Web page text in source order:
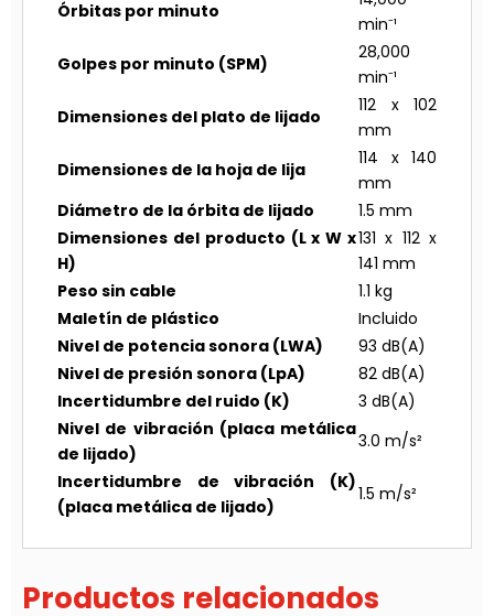
Órbitas por minuto
min⁻¹
Golpes por minuto (SPM)
28,000
min⁻¹
Dimensiones del plato de lijado
112 x 102
mm
Dimensiones de la hoja de lija
114 x 140
mm
Diámetro de la órbita de lijado
1.5 mm
Dimensiones del producto (L x W x
H)
131 x 112 x
141 mm
Peso sin cable
1.1 kg
Maletín de plástico
Incluido
Nivel de potencia sonora (LWA)
93 dB(A)
Nivel de presión sonora (LpA)
82 dB(A)
Incertidumbre del ruido (K)
3 dB(A)
Nivel de vibración (placa metálica
de lijado)
3.0 m/s²
Incertidumbre de vibración (K)
(placa metálica de lijado)
1.5 m/s²
Productos relacionados